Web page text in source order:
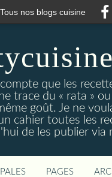
Tous nos blogs cuisine
que les
trace du « rata »
goût. Je ne
cahier toutes les
de les publier via
PAGES